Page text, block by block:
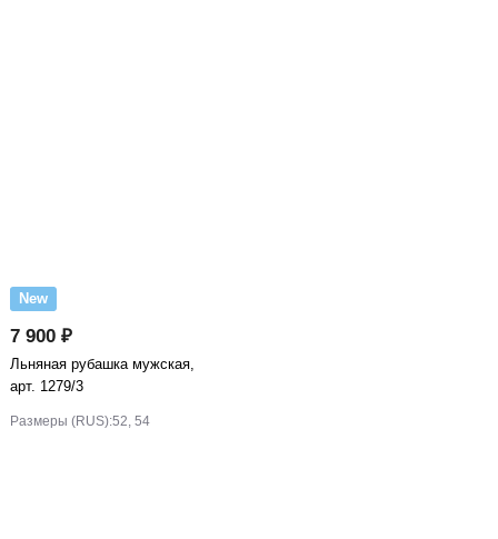
New
7 900 ₽
Льняная рубашка мужская,
арт. 1279/3
Размеры (RUS):52, 54